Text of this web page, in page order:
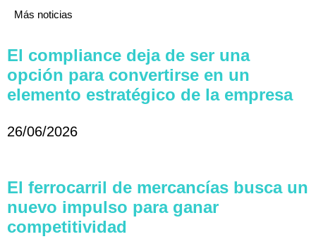
Más noticias
El compliance deja de ser una
opción para convertirse en un
elemento estratégico de la empresa
26/06/2026
El ferrocarril de mercancías busca un
nuevo impulso para ganar
competitividad